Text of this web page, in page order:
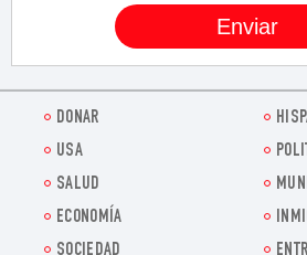
DONAR
USA
SALUD
ECONOMÍA